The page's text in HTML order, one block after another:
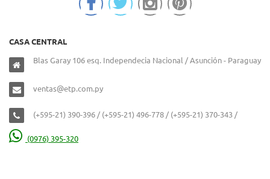
CASA CENTRAL
Blas Garay 106 esq. Independecia Nacional / Asunción - Paraguay
ventas@etp.com.py
(+595-21) 390-396 / (+595-21) 496-778 / (+595-21) 370-343 /
(0976) 395-320